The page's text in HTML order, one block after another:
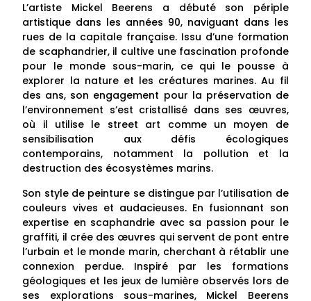
L’artiste Mickel Beerens a débuté son périple
artistique dans les années 90, naviguant dans les
rues de la capitale française. Issu d’une formation
de scaphandrier, il cultive une fascination profonde
pour le monde sous-marin, ce qui le pousse à
explorer la nature et les créatures marines. Au fil
des ans, son engagement pour la préservation de
l’environnement s’est cristallisé dans ses œuvres,
où il utilise le street art comme un moyen de
sensibilisation aux défis écologiques
contemporains, notamment la pollution et la
destruction des écosystèmes marins.
Son style de peinture se distingue par l’utilisation de
couleurs vives et audacieuses. En fusionnant son
expertise en scaphandrie avec sa passion pour le
graffiti, il crée des œuvres qui servent de pont entre
l’urbain et le monde marin, cherchant à rétablir une
connexion perdue. Inspiré par les formations
géologiques et les jeux de lumière observés lors de
ses explorations sous-marines, Mickel Beerens